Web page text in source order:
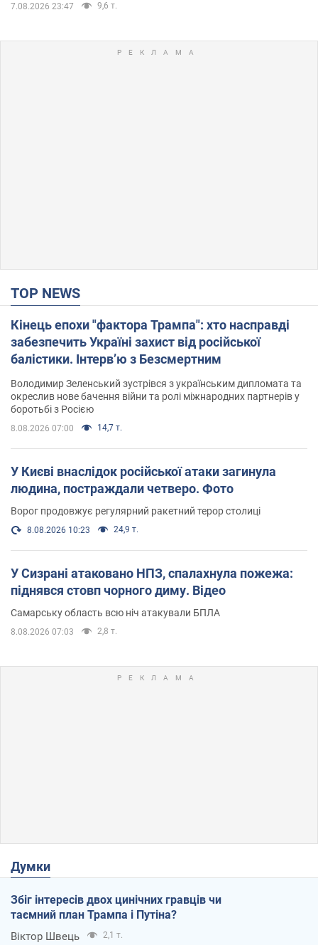
7.08.2026 23:47 9,6 т.
TOP NEWS
Кінець епохи "фактора Трампа": хто насправді
забезпечить Україні захист від російської
балістики. Інтерв’ю з Безсмертним
Володимир Зеленський зустрівся з українським дипломата та
окреслив нове бачення війни та ролі міжнародних партнерів у
боротьбі з Росією
8.08.2026 07:00 14,7 т.
У Києві внаслідок російської атаки загинула
людина, постраждали четверо. Фото
Ворог продовжує регулярний ракетний терор столиці
8.08.2026 10:23 24,9 т.
У Сизрані атаковано НПЗ, спалахнула пожежа:
піднявся стовп чорного диму. Відео
Самарську область всю ніч атакували БПЛА
8.08.2026 07:03 2,8 т.
Думки
Збіг інтересів двох цинічних гравців чи
таємний план Трампа і Путіна?
Віктор Швець 2,1 т.